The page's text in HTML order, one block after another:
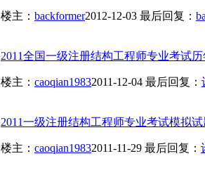
楼主： backformer2012-12-03 最后回复：
2011全国一级注册结构工程师专业考试
楼主： caoqian19832011-12-04 最后回复：
2011一级注册结构工程师专业考试模拟
楼主： caoqian19832011-11-29 最后回复：